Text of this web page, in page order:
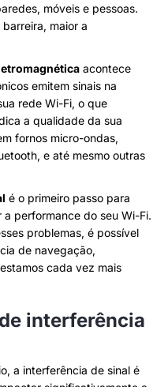
móveis e pessoas.
maior a
acontece
emitem sinais na
rede Wi-Fi, o que
a qualidade da sua
fornos micro-ondas,
e até mesmo outras
é o primeiro passo para
a performance do seu Wi-Fi.
problemas, é possível
de navegação,
cada vez mais
interferência
a interferência de sinal é